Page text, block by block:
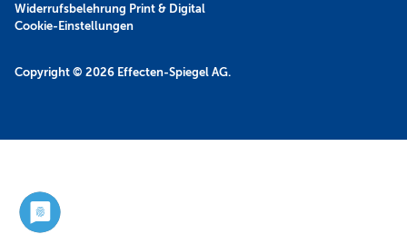
Copyright © 2026 Effecten-Spiegel AG.
Widerrufsbelehrung Print & Digital
Cookie-Einstellungen